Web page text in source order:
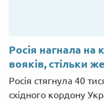
Росія нагнала на
вояків, стільки
Росія стягнула 40
східного кордону